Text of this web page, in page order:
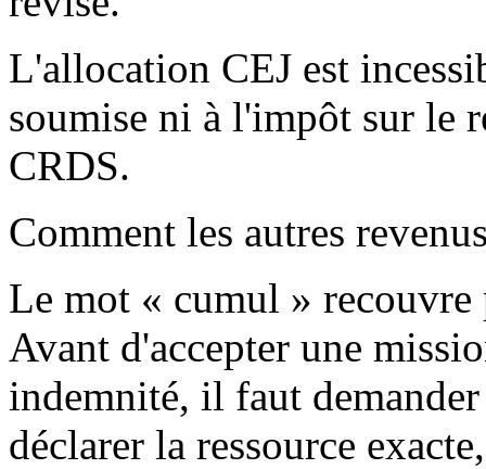
L'allocation CEJ est
soumise ni à l'impôt sur le
CRDS.
Comment les autres
Le mot « cumul »
Avant d'accepter une
indemnité, il faut
déclarer la ressource